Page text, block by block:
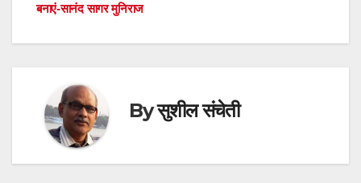
बनाएं-सानंद सागर मुनिराज
Byसुशील संचेती